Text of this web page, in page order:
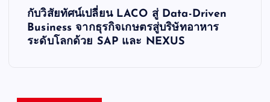
กับวิสัยทัศน์เปลี่ยน LACO สู่ Data-Driven
Business จากธุรกิจเกษตรสู่บริษัทอาหาร
ระดับโลกด้วย SAP และ NEXUS